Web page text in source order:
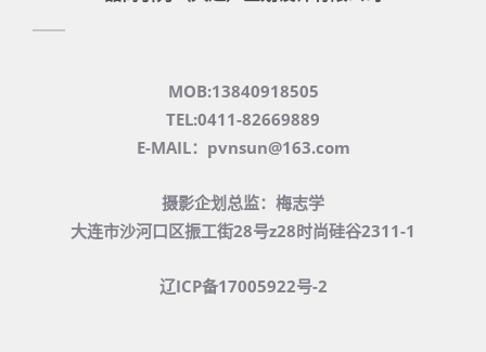
MOB:13840918505
TEL:0411-82669889
E-MAIL：pvnsun@163.com
摄影企划总监：梅志学
大连市沙河口区振工街28号z28时尚硅谷2311-1
辽ICP备17005922号-2